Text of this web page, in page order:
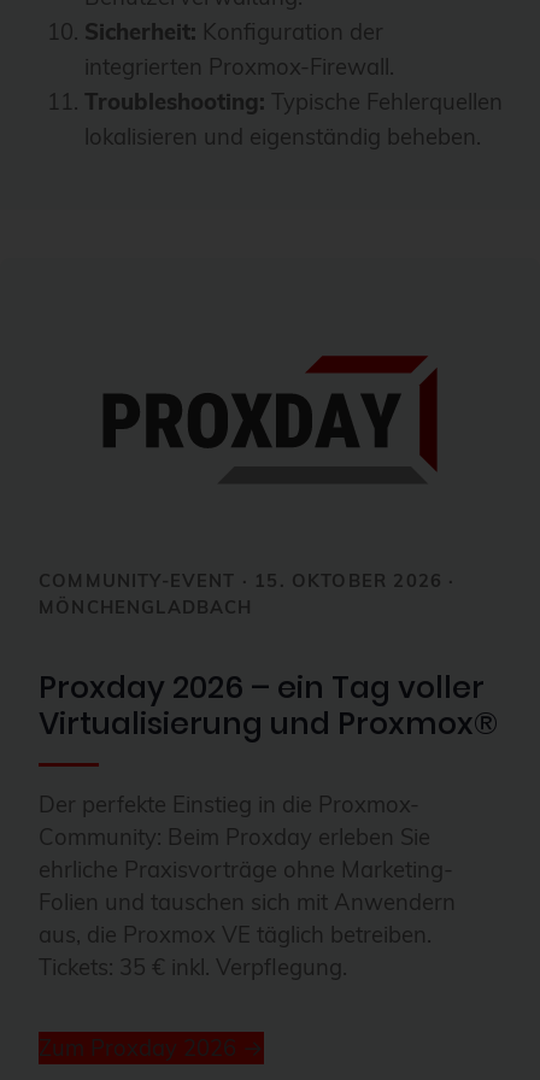
Sicherheit: Konfiguration der
integrierten Proxmox-Firewall.
Troubleshooting: Typische Fehlerquellen
lokalisieren und eigenständig beheben.
COMMUNITY-EVENT · 15. OKTOBER 2026 ·
MÖNCHENGLADBACH
Proxday 2026 – ein Tag voller
Virtualisierung und Proxmox®
Der perfekte Einstieg in die Proxmox-
Community: Beim Proxday erleben Sie
ehrliche Praxisvorträge ohne Marketing-
Folien und tauschen sich mit Anwendern
aus, die Proxmox VE täglich betreiben.
Tickets: 35 € inkl. Verpflegung.
Zum Proxday 2026 →